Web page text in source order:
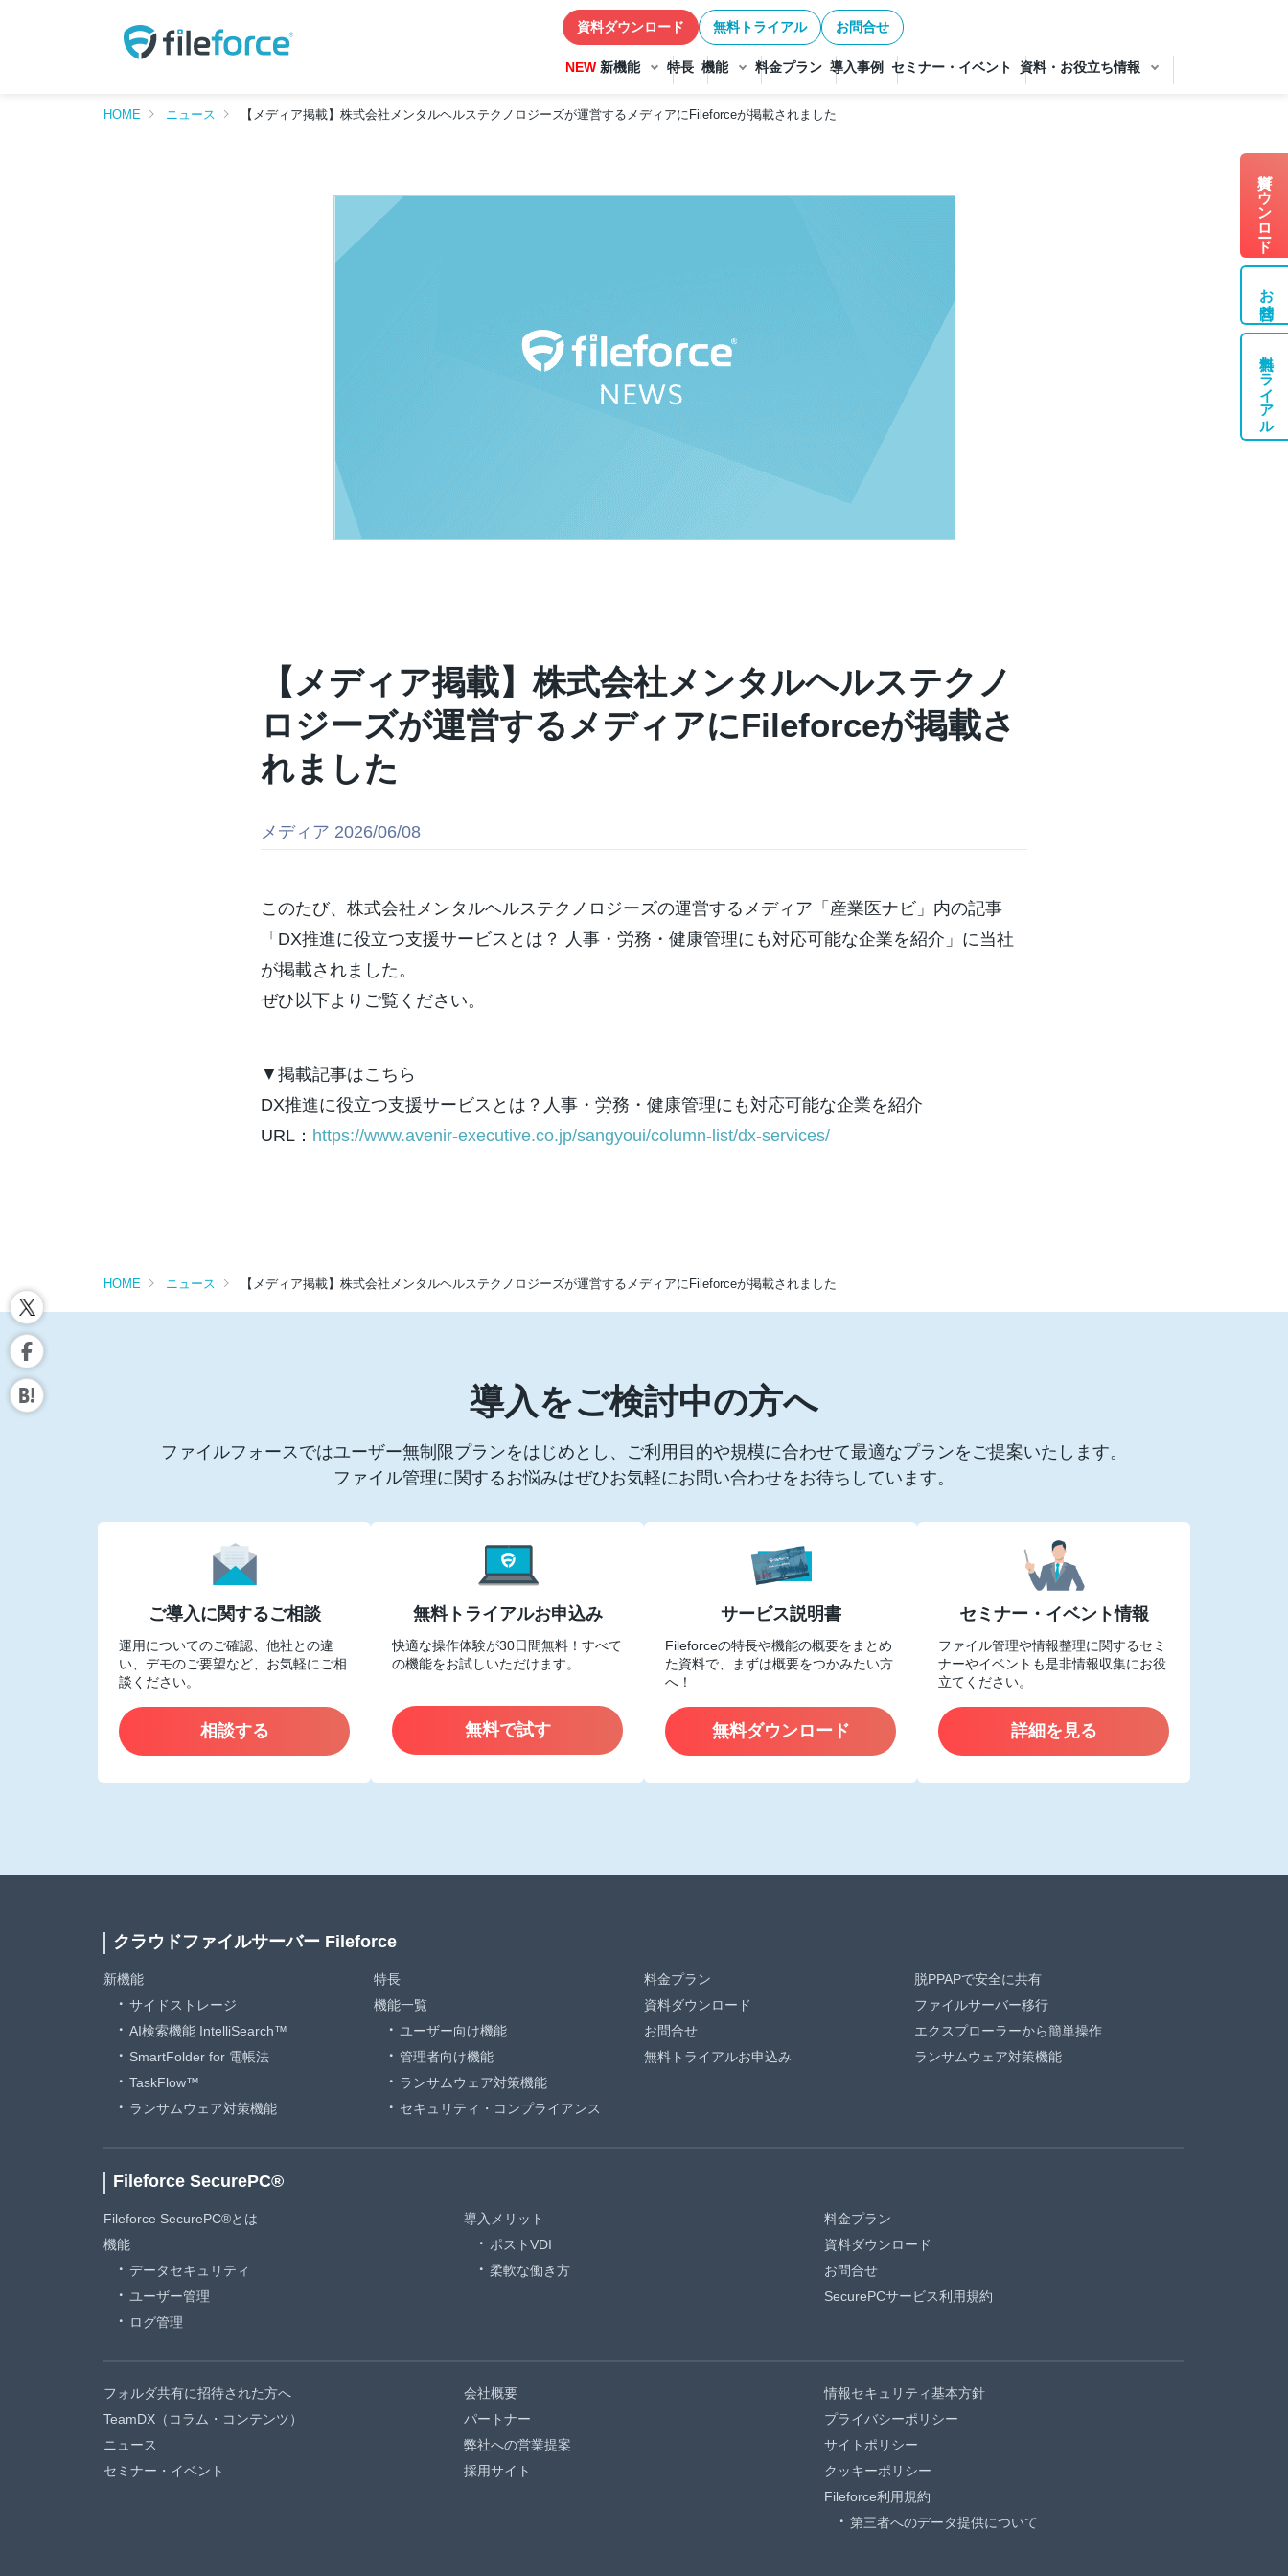
資料ダウンロード 無料トライアル お問合せ
NEW 新機能 特長 機能 料金プラン 導入事例 セミナー・イベント 資料・お役立ち情報
資料ダウンロード
お問合せ
無料トライアル
HOME ニュース 【メディア掲載】株式会社メンタルヘルステクノロジーズが運営するメディアにFileforceが掲載されました
【メディア掲載】株式会社メンタルヘルステクノ
ロジーズが運営するメディアにFileforceが掲載さ
れました
メディア 2026/06/08
このたび、株式会社メンタルヘルステクノロジーズの運営するメディア「産業医ナビ」内の記事
「DX推進に役立つ支援サービスとは？ 人事・労務・健康管理にも対応可能な企業を紹介」に当社
が掲載されました。
ぜひ以下よりご覧ください。
▼掲載記事はこちら
DX推進に役立つ支援サービスとは？人事・労務・健康管理にも対応可能な企業を紹介
URL： https://www.avenir-executive.co.jp/sangyoui/column-list/dx-services/
HOME ニュース 【メディア掲載】株式会社メンタルヘルステクノロジーズが運営するメディアにFileforceが掲載されました
導入をご検討中の方へ
ファイルフォースではユーザー無制限プランをはじめとし、ご利用目的や規模に合わせて最適なプランをご提案いたします。
ファイル管理に関するお悩みはぜひお気軽にお問い合わせをお待ちしています。
ご導入に関するご相談
運用についてのご確認、他社との違
い、デモのご要望など、お気軽にご相
談ください。
相談する
無料トライアルお申込み
快適な操作体験が30日間無料！すべて
の機能をお試しいただけます。
無料で試す
サービス説明書
Fileforceの特長や機能の概要をまとめ
た資料で、まずは概要をつかみたい方
へ！
無料ダウンロード
セミナー・イベント情報
ファイル管理や情報整理に関するセミ
ナーやイベントも是非情報収集にお役
立てください。
詳細を見る
クラウドファイルサーバー Fileforce
新機能
サイドストレージ
AI検索機能 IntelliSearch™
SmartFolder for 電帳法
TaskFlow™
ランサムウェア対策機能
特長
機能一覧
ユーザー向け機能
管理者向け機能
ランサムウェア対策機能
セキュリティ・コンプライアンス
料金プラン
資料ダウンロード
お問合せ
無料トライアルお申込み
脱PPAPで安全に共有
ファイルサーバー移行
エクスプローラーから簡単操作
ランサムウェア対策機能
Fileforce SecurePC®
Fileforce SecurePC®とは
機能
データセキュリティ
ユーザー管理
ログ管理
導入メリット
ポストVDI
柔軟な働き方
料金プラン
資料ダウンロード
お問合せ
SecurePCサービス利用規約
フォルダ共有に招待された方へ
TeamDX（コラム・コンテンツ）
ニュース
セミナー・イベント
会社概要
パートナー
弊社への営業提案
採用サイト
情報セキュリティ基本方針
プライバシーポリシー
サイトポリシー
クッキーポリシー
Fileforce利用規約
第三者へのデータ提供について